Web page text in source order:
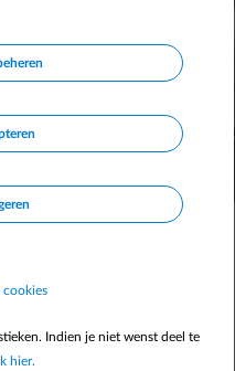
van je zaak tot66%
cookies
Indien je niet wenst deel te
hier.